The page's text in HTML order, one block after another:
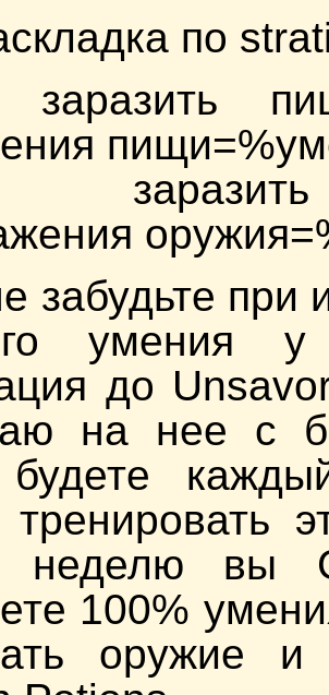
по
забудьте при
умения
до
на нее с
будете
тренировать
неделю вы
100%
оружие